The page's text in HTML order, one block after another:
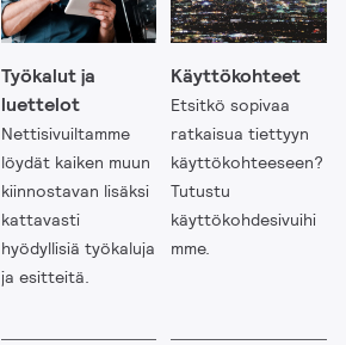
Työkalut ja
luettelot
Nettisivuiltamme
löydät kaiken muun
kiinnostavan lisäksi
kattavasti
hyödyllisiä työkaluja
ja esitteitä.
Käyttökohteet
Etsitkö sopivaa
ratkaisua tiettyyn
käyttökohteeseen?
Tutustu
käyttökohdesivuihi
mme.